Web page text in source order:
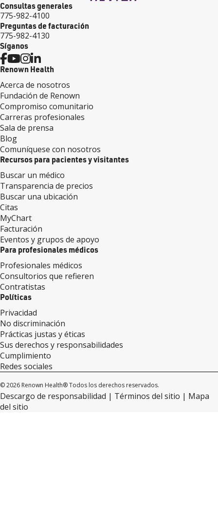
Consultas generales
775-982-4100
Preguntas de facturación
775-982-4130
Síganos
Renown Health
Acerca de nosotros
Fundación de Renown
Compromiso comunitario
Carreras profesionales
Sala de prensa
Blog
Comuníquese con nosotros
Recursos para pacientes y visitantes
Buscar un médico
Transparencia de precios
Buscar una ubicación
Citas
MyChart
Facturación
Eventos y grupos de apoyo
Para profesionales médicos
Profesionales médicos
Consultorios que refieren
Contratistas
Políticas
Privacidad
No discriminación
Prácticas justas y éticas
Sus derechos y responsabilidades
Cumplimiento
Redes sociales
© 2026 Renown Health® Todos los derechos reservados.
Descargo de responsabilidad Términos del sitio
Mapa
del sitio